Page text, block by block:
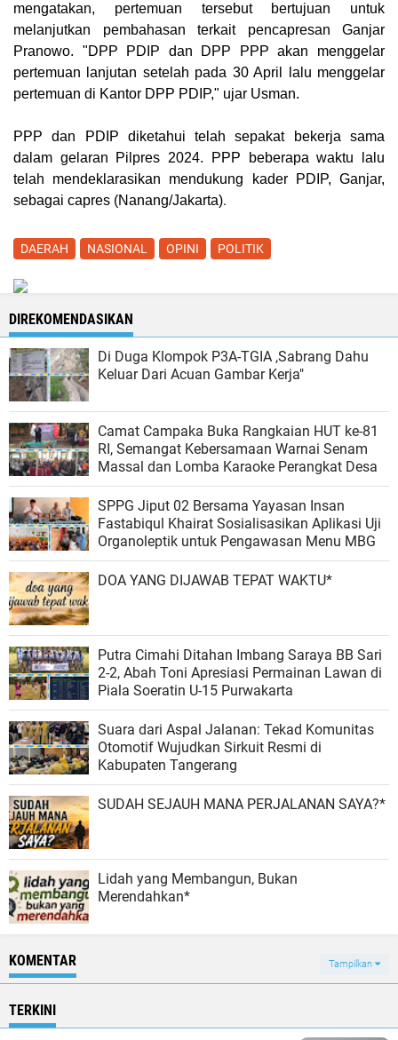
mengatakan, pertemuan tersebut bertujuan untuk
melanjutkan pembahasan terkait pencapresan Ganjar
Pranowo. "DPP PDIP dan DPP PPP akan menggelar
pertemuan lanjutan setelah pada 30 April lalu menggelar
pertemuan di Kantor DPP PDIP," ujar Usman.
PPP dan PDIP diketahui telah sepakat bekerja sama
dalam gelaran Pilpres 2024. PPP beberapa waktu lalu
telah mendeklarasikan mendukung kader PDIP, Ganjar,
sebagai capres (Nanang/Jakarta).
DAERAH NASIONAL OPINI POLITIK
DIREKOMENDASIKAN
Di Duga Klompok P3A-TGIA ,Sabrang Dahu
Keluar Dari Acuan Gambar Kerja"
Camat Campaka Buka Rangkaian HUT ke-81
RI, Semangat Kebersamaan Warnai Senam
Massal dan Lomba Karaoke Perangkat Desa
SPPG Jiput 02 Bersama Yayasan Insan
Fastabiqul Khairat Sosialisasikan Aplikasi Uji
Organoleptik untuk Pengawasan Menu MBG
DOA YANG DIJAWAB TEPAT WAKTU*
Putra Cimahi Ditahan Imbang Saraya BB Sari
2-2, Abah Toni Apresiasi Permainan Lawan di
Piala Soeratin U-15 Purwakarta
Suara dari Aspal Jalanan: Tekad Komunitas
Otomotif Wujudkan Sirkuit Resmi di
Kabupaten Tangerang
SUDAH SEJAUH MANA PERJALANAN SAYA?*
Lidah yang Membangun, Bukan
Merendahkan*
KOMENTAR Tampilkan
TERKINI